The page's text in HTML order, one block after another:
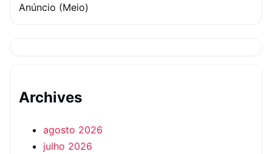
Anúncio (Meio)
Archives
agosto 2026
julho 2026